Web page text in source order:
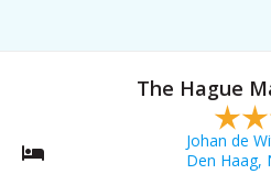
The Hague
Johan de
Den Haag,